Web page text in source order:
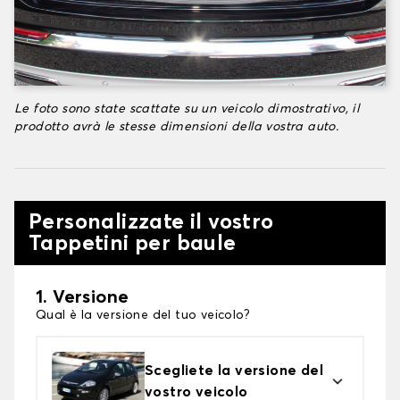
Le foto sono state scattate su un veicolo dimostrativo, il
prodotto avrà le stesse dimensioni della vostra auto.
Personalizzate il vostro
Tappetini per baule
1. Versione
Qual è la versione del tuo veicolo?
Scegliete la versione del
vostro veicolo